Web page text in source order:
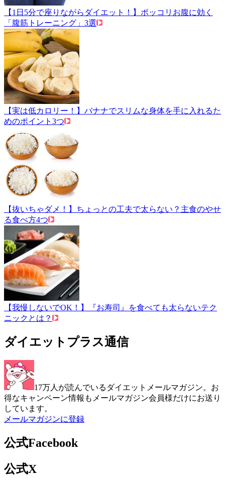
【1日5分で座りながらダイエット！】ポッコリお腹に効く
「腹筋トレーニング」3選
【実は低カロリー！】バナナでスリムな身体を手に入れるた
めのポイント3つ
【抜いちゃダメ！】ちょっとの工夫で太らない？主食のやせ
る食べ方4つ
【我慢しないでOK！】『お寿司』を食べても太らないテク
ニックとは？
ダイエットプラス通信
17万人が読んでいるダイエットメールマガジン。お
得なキャンペーン情報もメールマガジン会員様だけにお送り
しています。
メールマガジンに登録
公式Facebook
公式X